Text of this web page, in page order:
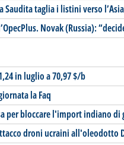
Saudita taglia i listini verso l’Asia
Novak (Russia):
in luglio a 70,97 $/b
la Faq
per bloccare l'import indiano di
droni ucraini all'oleodotto